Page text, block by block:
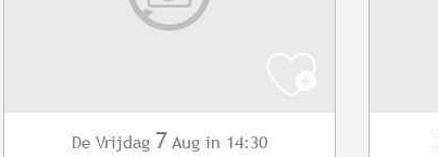
De Vrijdag 7 Aug in 14:30